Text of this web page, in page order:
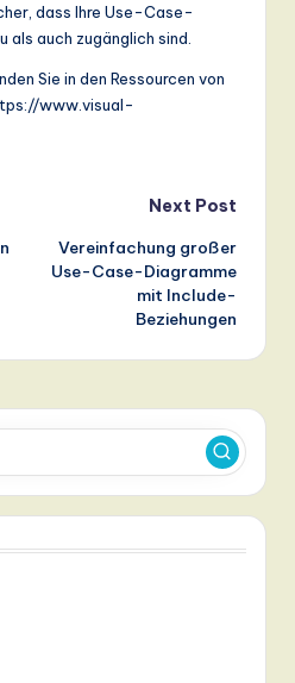
dass Ihre Use-Case-
als auch zugänglich sind.
Sie in den Ressourcen von
www.visual-
Next Post
Vereinfachung großer
Use-Case-Diagramme
mit Include-
Beziehungen